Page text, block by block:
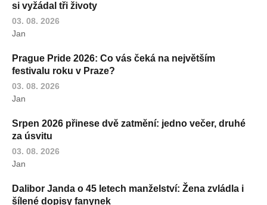
si vyžádal tři životy
03. 08. 2026
Jan
Prague Pride 2026: Co vás čeká na největším
festivalu roku v Praze?
03. 08. 2026
Jan
Srpen 2026 přinese dvě zatmění: jedno večer, druhé
za úsvitu
03. 08. 2026
Jan
Dalibor Janda o 45 letech manželství: Žena zvládla i
šílené dopisy fanynek